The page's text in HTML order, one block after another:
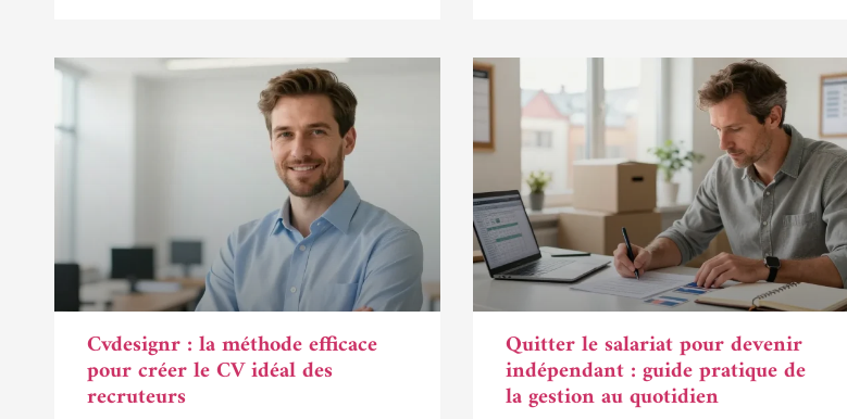
Cvdesignr : la méthode efficace
pour créer le CV idéal des
recruteurs
Quitter le salariat pour devenir
indépendant : guide pratique de
la gestion au quotidien